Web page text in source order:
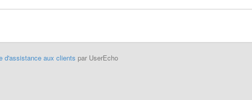
d'assistance aux clients par UserEcho